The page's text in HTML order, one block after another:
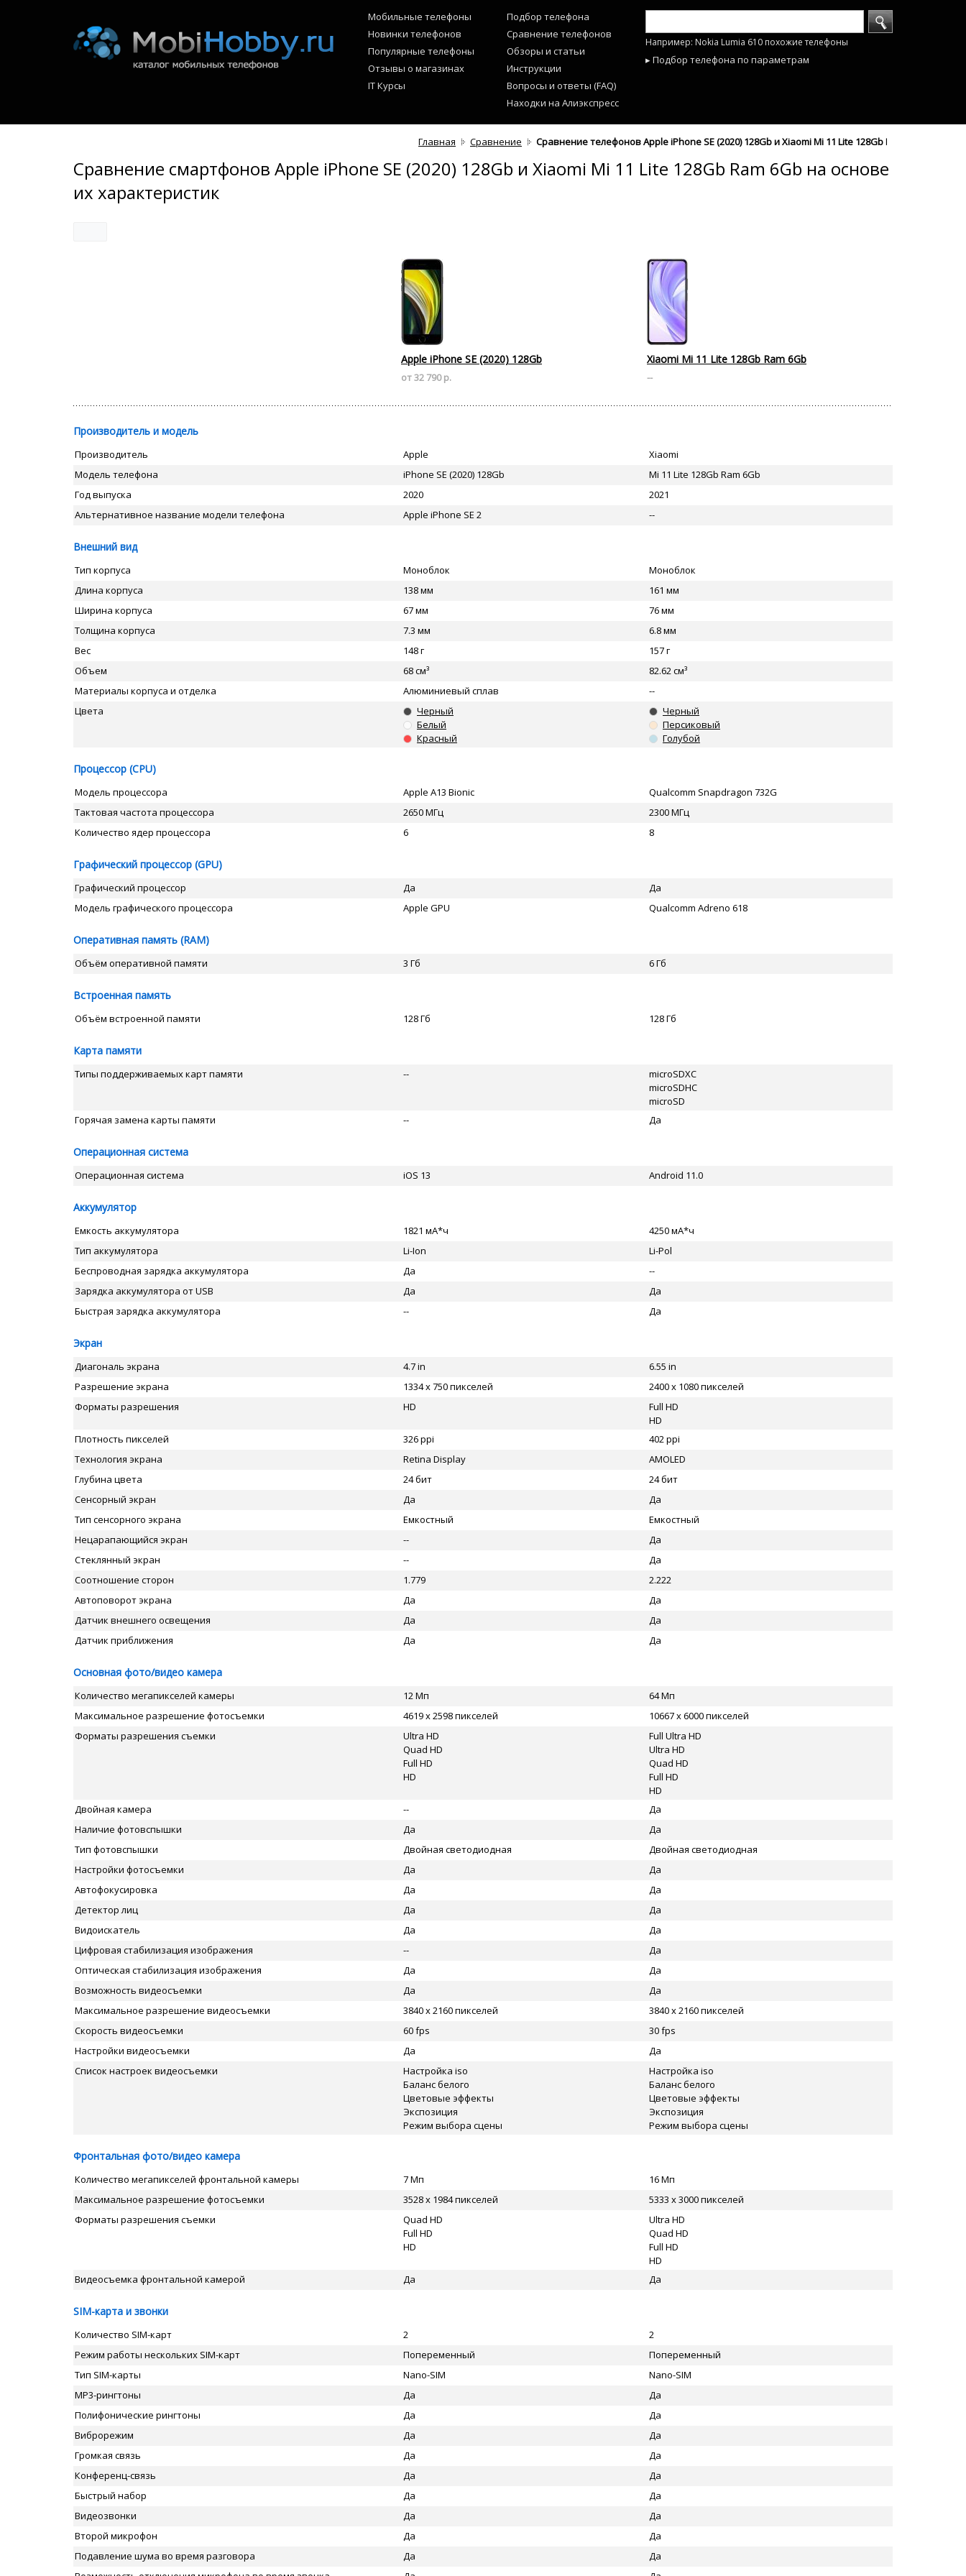
Мобильные телефоны
Новинки телефонов
Популярные телефоны
Отзывы о магазинах
IT Курсы
Подбор телефона
Сравнение телефонов
Обзоры и статьи
Инструкции
Вопросы и ответы (FAQ)
Находки на Алиэкспресс
Например: Nokia Lumia 610 похожие телефоны
▸ Подбор телефона по параметрам
Главная Сравнение Сравнение телефонов Apple iPhone SE (2020) 128Gb и Xiaomi Mi 11 Lite 128Gb Ram 6Gb по
Сравнение смартфонов Apple iPhone SE (2020) 128Gb и Xiaomi Mi 11 Lite 128Gb Ram 6Gb на основе
их характеристик
Apple iPhone SE (2020) 128Gb
от 32 790 р.
Xiaomi Mi 11 Lite 128Gb Ram 6Gb
--
Производитель и модель
Производитель Apple
Xiaomi
Модель телефона
iPhone SE (2020) 128Gb
Mi 11 Lite 128Gb Ram 6Gb
Год выпуска
2020
2021
Альтернативное название модели телефона
Apple iPhone SE 2 --
Внешний вид
Тип корпуса Моноблок
Моноблок
Длина корпуса
138 мм
161 мм
Ширина корпуса
67 мм
76 мм
Толщина корпуса
7.3 мм
6.8 мм
Вес
148 г
157 г
Объем
68 см³
82.62 см³
Материалы корпуса и отделка
Алюминиевый сплав
--
Цвета
Черный
Белый
Красный
Черный
Персиковый
Голубой
Процессор (CPU)
Модель процессора Apple A13 Bionic
Qualcomm Snapdragon 732G
Тактовая частота процессора
2650 МГц
2300 МГц
Количество ядер процессора
6 8
Графический процессор (GPU)
Графический процессор Да
Да
Модель графического процессора
Apple GPU Qualcomm Adreno 618
Оперативная память (RAM)
Объём оперативной памяти 3 Гб 6 Гб
Встроенная память
Объём встроенной памяти 128 Гб 128 Гб
Карта памяти
Типы поддерживаемых карт памяти --
microSDXC
microSDHC
microSD
Горячая замена карты памяти
-- Да
Операционная система
Операционная система iOS 13 Android 11.0
Аккумулятор
Емкость аккумулятора 1821 мА*ч
4250 мА*ч
Тип аккумулятора
Li-Ion
Li-Pol
Беспроводная зарядка аккумулятора
Да
--
Зарядка аккумулятора от USB
Да
Да
Быстрая зарядка аккумулятора
-- Да
Экран
Диагональ экрана 4.7 in
6.55 in
Разрешение экрана
1334 x 750 пикселей
2400 x 1080 пикселей
Форматы разрешения
HD
Full HD
HD
Плотность пикселей
326 ppi
402 ppi
Технология экрана
Retina Display
AMOLED
Глубина цвета
24 бит
24 бит
Сенсорный экран
Да
Да
Тип сенсорного экрана
Емкостный
Емкостный
Нецарапающийся экран
--
Да
Стеклянный экран
--
Да
Соотношение сторон
1.779
2.222
Автоповорот экрана
Да
Да
Датчик внешнего освещения
Да
Да
Датчик приближения
Да Да
Основная фото/видео камера
Количество мегапикселей камеры 12 Мп
64 Мп
Максимальное разрешение фотосъемки
4619 x 2598 пикселей
10667 x 6000 пикселей
Форматы разрешения съемки
Ultra HD
Quad HD
Full HD
HD
Full Ultra HD
Ultra HD
Quad HD
Full HD
HD
Двойная камера
--
Да
Наличие фотовспышки
Да
Да
Тип фотовспышки
Двойная светодиодная
Двойная светодиодная
Настройки фотосъемки
Да
Да
Автофокусировка
Да
Да
Детектор лиц
Да
Да
Видоискатель
Да
Да
Цифровая стабилизация изображения
--
Да
Оптическая стабилизация изображения
Да
Да
Возможность видеосъемки
Да
Да
Максимальное разрешение видеосъемки
3840 x 2160 пикселей
3840 x 2160 пикселей
Скорость видеосъемки
60 fps
30 fps
Настройки видеосъемки
Да
Да
Список настроек видеосъемки
Настройка iso
Баланс белого
Цветовые эффекты
Экспозиция
Режим выбора сцены
Настройка iso
Баланс белого
Цветовые эффекты
Экспозиция
Режим выбора сцены
Фронтальная фото/видео камера
Количество мегапикселей фронтальной камеры 7 Мп
16 Мп
Максимальное разрешение фотосъемки
3528 x 1984 пикселей
5333 x 3000 пикселей
Форматы разрешения съемки
Quad HD
Full HD
HD
Ultra HD
Quad HD
Full HD
HD
Видеосъемка фронтальной камерой
Да Да
SIM-карта и звонки
Количество SIM-карт 2
2
Режим работы нескольких SIM-карт
Попеременный
Попеременный
Тип SIM-карты
Nano-SIM
Nano-SIM
MP3-рингтоны
Да
Да
Полифонические рингтоны
Да
Да
Виброрежим
Да
Да
Громкая связь
Да
Да
Конференц-связь
Да
Да
Быстрый набор
Да
Да
Видеозвонки
Да
Да
Второй микрофон
Да
Да
Подавление шума во время разговора
Да
Да